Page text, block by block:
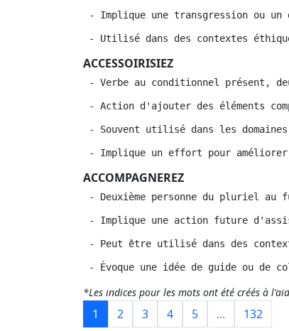
- Implique une transgression ou un
- Utilisé dans des contextes
ACCESSOIRISIEZ
- Verbe au conditionnel présent,
- Action d'ajouter des éléments
- Souvent utilisé dans les
- Implique un effort pour améliorer
ACCOMPAGNEREZ
- Deuxième personne du pluriel
- Implique une action future
- Peut être utilisé dans des
- Évoque une idée de guide ou de
*Les indices pour les mots ont été créés à
1 2 3 4 5 ... 132